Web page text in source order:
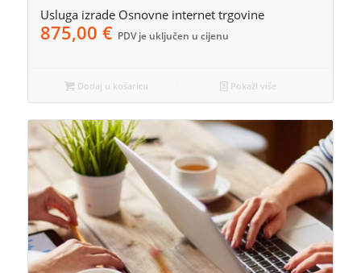
Usluga izrade Osnovne internet trgovine
875,00 € PDV je uključen u cijenu
Dodaj u košaricu Pokaži više